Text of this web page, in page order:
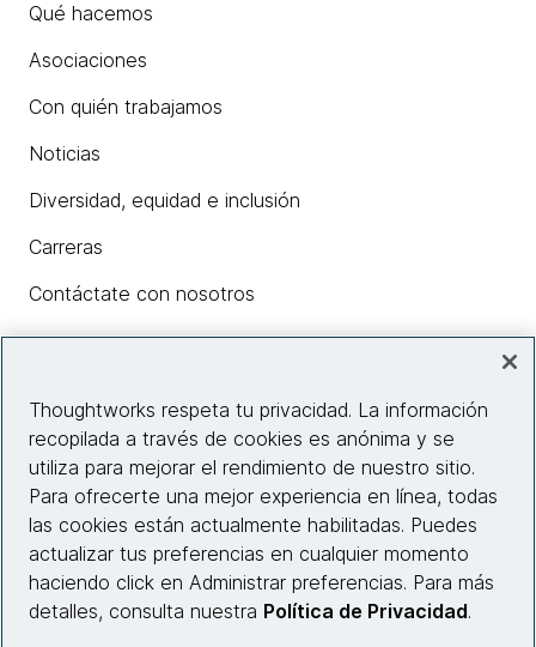
Qué hacemos
Asociaciones
Con quién trabajamos
Noticias
Diversidad, equidad e inclusión
Carreras
Contáctate con nosotros
Información del sitio web
Conecta con nosotros
Thoughtworks respeta tu privacidad. La información
recopilada a través de cookies es anónima y se
utiliza para mejorar el rendimiento de nuestro sitio.
Para ofrecerte una mejor experiencia en línea, todas
las cookies están actualmente habilitadas. Puedes
actualizar tus preferencias en cualquier momento
haciendo click en Administrar preferencias. Para más
detalles, consulta nuestra Política de Privacidad.